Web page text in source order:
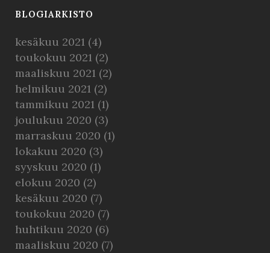
BLOGIARKISTO
kesäkuu 2021 (4)
toukokuu 2021 (2)
maaliskuu 2021 (2)
helmikuu 2021 (2)
tammikuu 2021 (1)
joulukuu 2020 (3)
marraskuu 2020 (1)
lokakuu 2020 (3)
syyskuu 2020 (1)
elokuu 2020 (2)
kesäkuu 2020 (7)
toukokuu 2020 (7)
huhtikuu 2020 (6)
maaliskuu 2020 (7)